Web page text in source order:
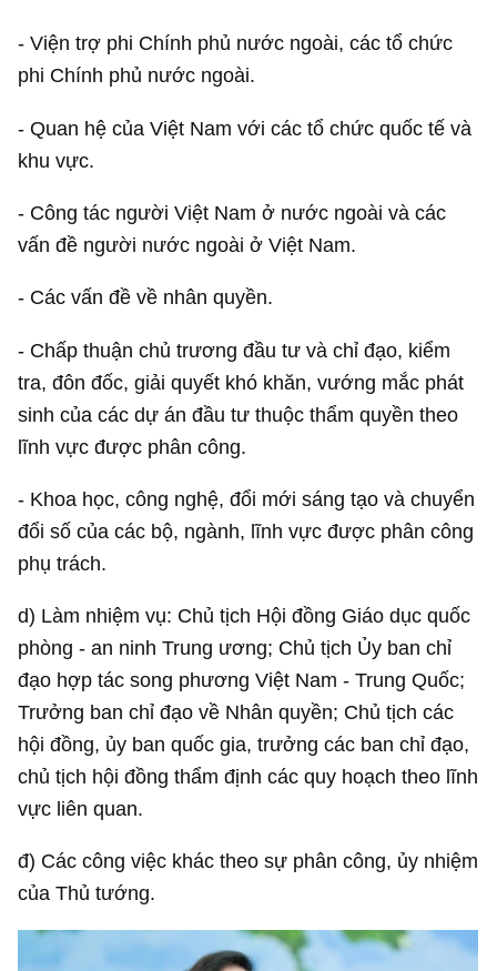
- Viện trợ phi Chính phủ nước ngoài, các tổ chức
phi Chính phủ nước ngoài.
- Quan hệ của Việt Nam với các tổ chức quốc tế và
khu vực.
- Công tác người Việt Nam ở nước ngoài và các
vấn đề người nước ngoài ở Việt Nam.
- Các vấn đề về nhân quyền.
- Chấp thuận chủ trương đầu tư và chỉ đạo, kiểm
tra, đôn đốc, giải quyết khó khăn, vướng mắc phát
sinh của các dự án đầu tư thuộc thẩm quyền theo
lĩnh vực được phân công.
- Khoa học, công nghệ, đổi mới sáng tạo và chuyển
đổi số của các bộ, ngành, lĩnh vực được phân công
phụ trách.
d) Làm nhiệm vụ: Chủ tịch Hội đồng Giáo dục quốc
phòng - an ninh Trung ương; Chủ tịch Ủy ban chỉ
đạo hợp tác song phương Việt Nam - Trung Quốc;
Trưởng ban chỉ đạo về Nhân quyền; Chủ tịch các
hội đồng, ủy ban quốc gia, trưởng các ban chỉ đạo,
chủ tịch hội đồng thẩm định các quy hoạch theo lĩnh
vực liên quan.
đ) Các công việc khác theo sự phân công, ủy nhiệm
của Thủ tướng.